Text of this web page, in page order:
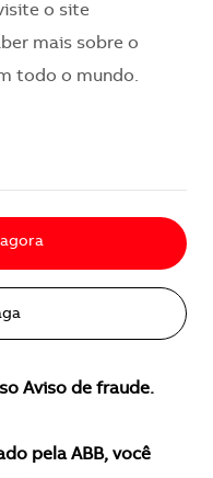
o site
mais sobre o
todo o mundo.
Aviso de fraude.
pela ABB, você